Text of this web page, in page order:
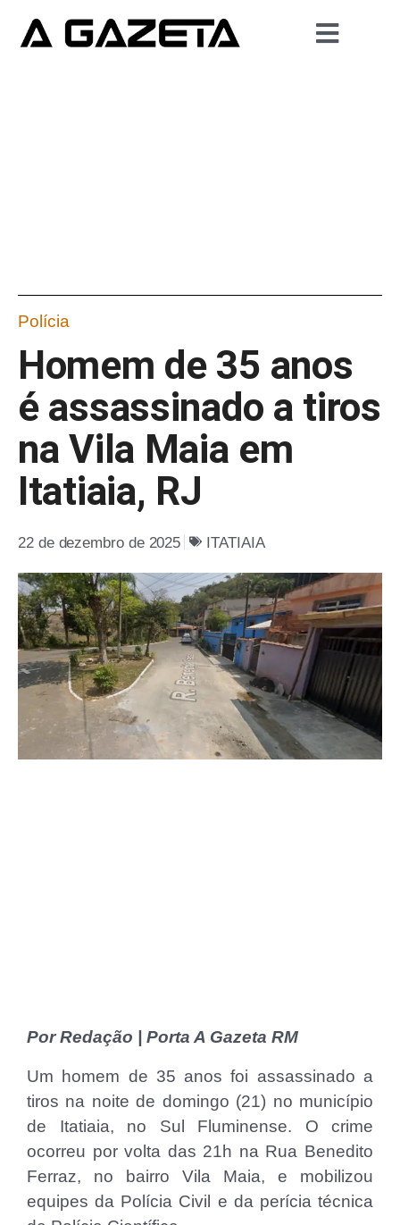
Polícia
Homem de 35 anos
é assassinado a tiros
na Vila Maia em
Itatiaia, RJ
22 de dezembro de 2025 ITATIAIA
Por Redação | Porta A Gazeta RM
Um homem de 35 anos foi assassinado a
tiros na noite de domingo (21) no município
de Itatiaia, no Sul Fluminense. O crime
ocorreu por volta das 21h na Rua Benedito
Ferraz, no bairro Vila Maia, e mobilizou
equipes da Polícia Civil e da perícia técnica